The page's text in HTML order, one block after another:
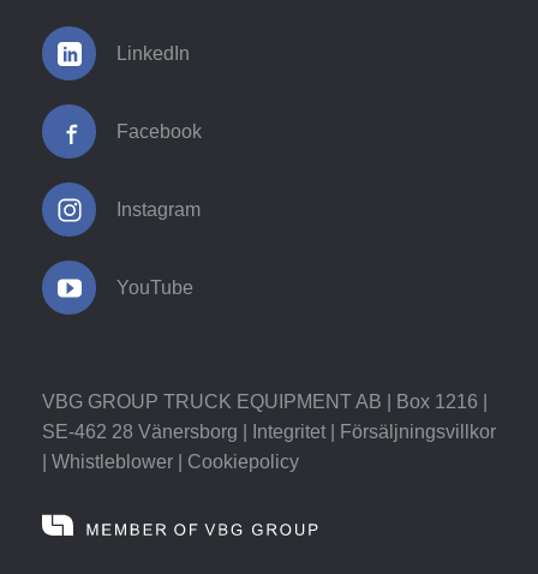
LinkedIn
Facebook
Instagram
YouTube
VBG GROUP TRUCK EQUIPMENT AB | Box 1216 |
SE-462 28 Vänersborg |
Integritet
Försäljningsvillkor
Whistleblower Cookiepolicy